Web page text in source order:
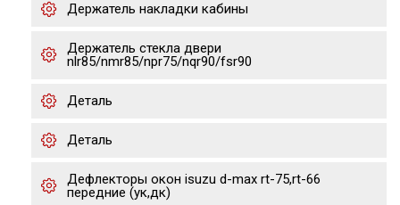
Держатель накладки кабины
Держатель стекла двери
nlr85/nmr85/npr75/nqr90/fsr90
Деталь
Деталь
Дефлекторы окон isuzu d-max rt-75,rt-66
передние (ук,дк)